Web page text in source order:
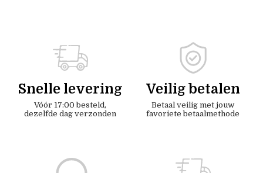
Snelle levering
Vóór 17:00 besteld,
dezelfde dag verzonden
Veilig betalen
Betaal veilig met jouw
favoriete betaalmethode